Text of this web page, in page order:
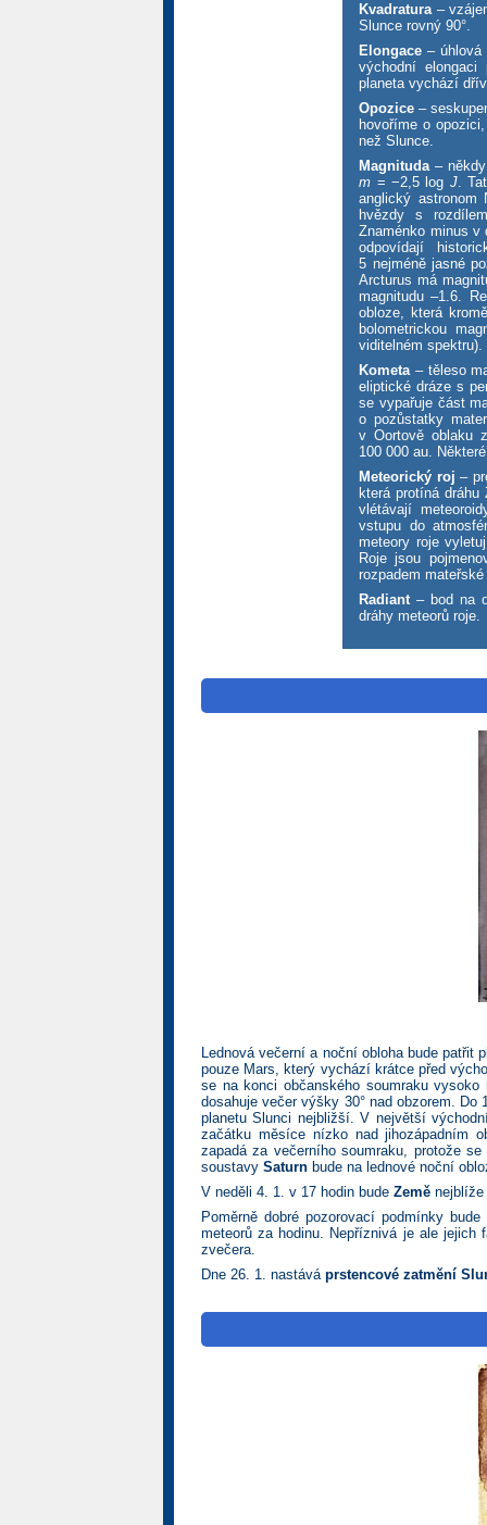
Kvadratura–
Slunce rovný 90°.
Elongace – úhlová
východní elongaci
planeta vychází
Opozice –
hovoříme o
než Slunce.
Magnituda– někdy
m = −2,5 log J.
anglický astronom
hvězdy s
Znaménko minus v
odpovídají
5 nejméně jasné
Arcturus má
magnitudu –1.6.
obloze, která
bolometrickou
viditelném spektru).
Kometa– těleso
eliptické dráze s
se vypařuje část
o pozůstatky
v Oortově oblaku
100 000 au.
Meteorický roj –
která protíná
vlétávají
vstupu do
meteory roje
Roje jsou
rozpadem
Radiant– bod na
dráhy meteorů roje.
Lednová večerní a noční obloha bude patřit
pouze Mars, který vychází krátce před
se na konci občanského soumraku
dosahuje večer výšky 30° nad obzorem.
planetu Slunci nejbližší. V největší
začátku měsíce nízko nad jihozápadním
zapadá za večerního soumraku, protože
soustavy Saturn bude na lednové noční
V neděli 4. 1. v 17 hodin bude Země nejblíže
Poměrně dobré pozorovací podmínky
meteorů za hodinu. Nepříznivá je ale
zvečera.
Dne 26. 1. nastává prstencové zatmění